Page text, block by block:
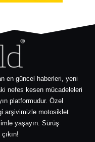
en güncel haberleri, yeni
nefes kesen mücadeleleri
platformudur. Özel
arşivimizle motosiklet
yaşayın. Sürüş